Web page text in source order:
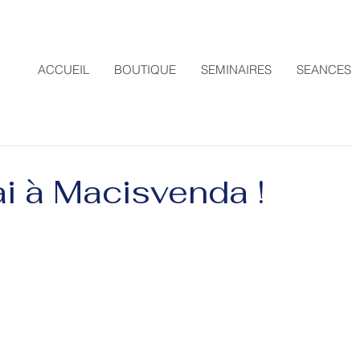
ACCUEIL BOUTIQUE SEMINAIRES SEANCES
à Macisvenda !